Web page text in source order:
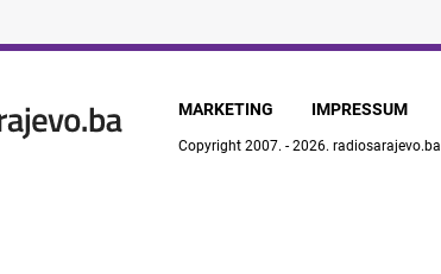
MARKETING IMPRESSUM
Copyright 2007. - 2026. radiosarajevo.ba